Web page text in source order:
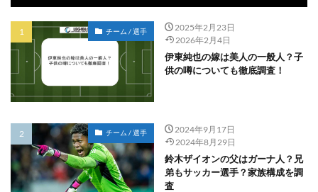
チーム / 選手
2025年2月23日
2026年2月4日
伊東純也の嫁は美人の一般人？子
供の噂についても徹底調査！
チーム / 選手
2024年9月17日
2024年8月29日
鈴木ザイオンの父はガーナ人？兄
弟もサッカー選手？家族構成を調
査